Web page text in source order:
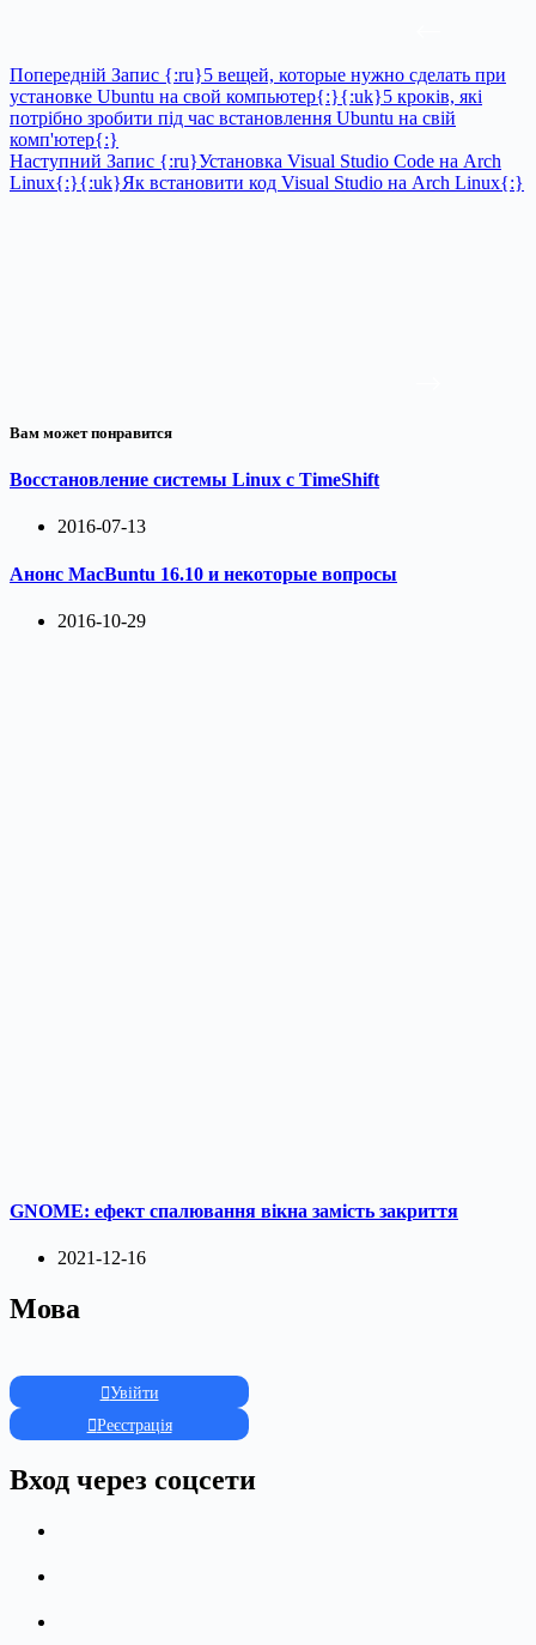
Попередній Запис {:ru}5 вещей, которые нужно сделать при
установке Ubuntu на свой компьютер{:}{:uk}5 кроків, які
потрібно зробити під час встановлення Ubuntu на свій
комп'ютер{:}
Наступний Запис {:ru}Установка Visual Studio Code на Arch
Linux{:}{:uk}Як встановити код Visual Studio на Arch Linux{:}
Вам может понравится
Восстановление системы Linux c TimeShift
2016-07-13
Анонс MacBuntu 16.10 и некоторые вопросы
2016-10-29
GNOME: ефект спалювання вікна замість закриття
2021-12-16
Мова
Увійти
Реєстрація
Вход через соцсети